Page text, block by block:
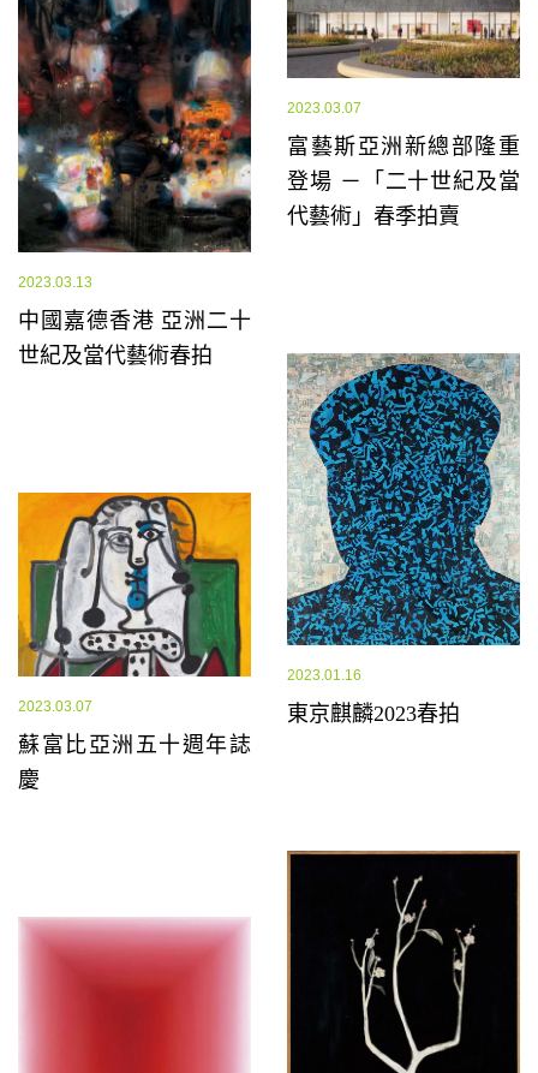
2023.03.13
中國嘉德香港 亞洲二十
世紀及當代藝術春拍
2023.03.07
富藝斯亞洲新總部隆重
登場 －「二十世紀及當
代藝術」春季拍賣
2023.03.07
蘇富比亞洲五十週年誌
慶
2023.01.16
東京麒麟2023春拍